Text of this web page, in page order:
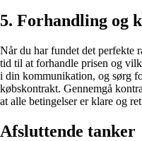
5. Forhandling og
Når du har fundet det perfekte
tid til at forhandle prisen og
i din kommunikation, og sørg
købskontrakt. Gennemgå
at alle betingelser er klare og
Afsluttende tanker